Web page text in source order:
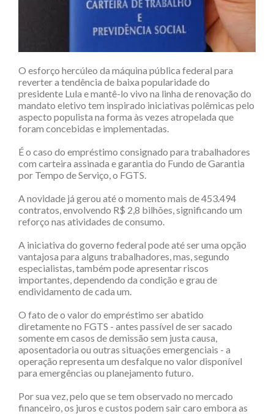
O esforço hercúleo da máquina pública federal para
reverter a tendência de baixa popularidade do
presidente Lula e mantê-lo vivo na linha de renovação do
mandato eletivo tem inspirado iniciativas polêmicas pelo
aspecto populista na forma às vezes atropelada que
foram concebidas e implementadas.
É o caso do empréstimo consignado para trabalhadores
com carteira assinada e garantia do Fundo de Garantia
por Tempo de Serviço, o FGTS.
A novidade já gerou até o momento mais de 453.494
contratos, envolvendo R$ 2,8 bilhões, significando um
reforço nas atividades de consumo.
A iniciativa do governo federal pode até ser uma opção
vantajosa para alguns trabalhadores, mas, segundo
especialistas, também pode apresentar riscos
importantes, dependendo da condição e grau de
endividamento de cada um.
O fato de o valor do empréstimo ser abatido
diretamente no FGTS - antes passível de ser sacado
somente em casos de demissão sem justa causa,
aposentadoria ou outras situações emergenciais - a
operação representa um desfalque no valor disponível
para emergências ou planejamento futuro.
Por sua vez, pelo que se tem observado no mercado
financeiro, os juros e custos podem sair caro embora as